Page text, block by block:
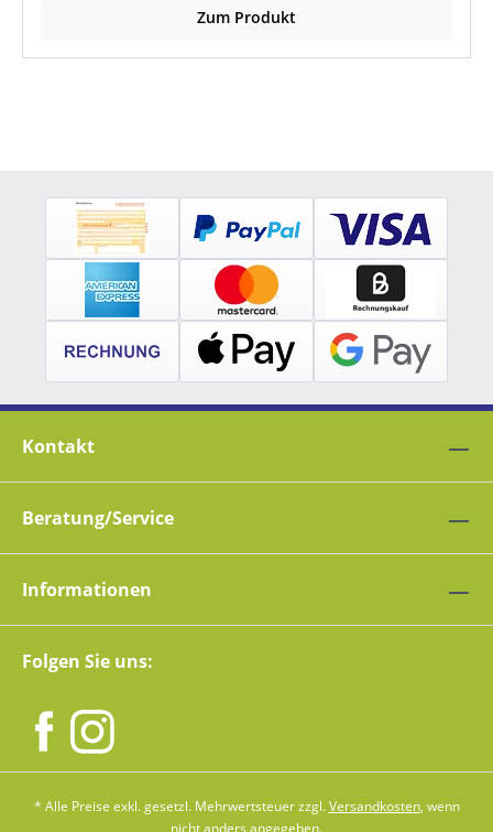
Zum Produkt
Kontakt
Beratung/Service
Informationen
Folgen Sie uns:
* Alle Preise exkl. gesetzl. Mehrwertsteuer zzgl.Versandkosten, wenn